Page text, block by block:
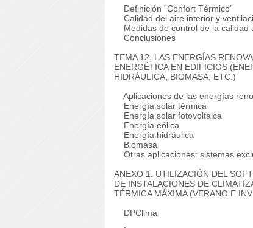
Definición “Confort Térmico”
Calidad del aire interior y
Medidas de control de la calidad
Conclusiones
TEMA 12. LAS ENERGÍAS
ENERGÉTICA EN EDIFICIOS
HIDRÁULICA, BIOMASA, ETC.)
Aplicaciones de las energías
Energía solar térmica
Energía solar fotovoltaica
Energía eólica
Energía hidráulica
Biomasa
Otras aplicaciones: sistemas
ANEXO 1. UTILIZACIÓN DEL
DE INSTALACIONES DE
TÉRMICA MÁXIMA (VERANO E
DPClima